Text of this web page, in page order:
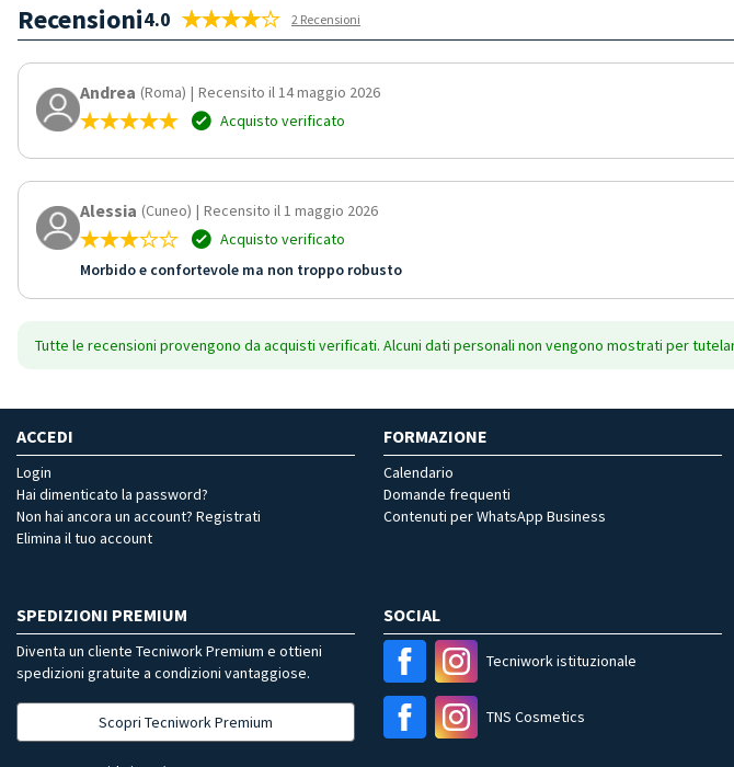
Recensioni4.0 2 Recensioni
Andrea (Roma) | Recensito il 14 maggio 2026
Acquisto verificato
Alessia (Cuneo) | Recensito il 1 maggio 2026
Acquisto verificato
Morbido e confortevole ma non troppo robusto
Tutte le recensioni provengono da acquisti verificati. Alcuni dati personali non vengono mostrati per
ACCEDI
Login
Hai dimenticato la password?
Non hai ancora un account? Registrati
Elimina il tuo account
FORMAZIONE
Calendario
Domande frequenti
Contenuti per WhatsApp Business
SPEDIZIONI PREMIUM
Diventa un cliente Tecniwork Premium e ottieni
spedizioni gratuite a condizioni vantaggiose.
Scopri Tecniwork Premium
SOCIAL
Tecniwork istituzionale
TNS Cosmetics